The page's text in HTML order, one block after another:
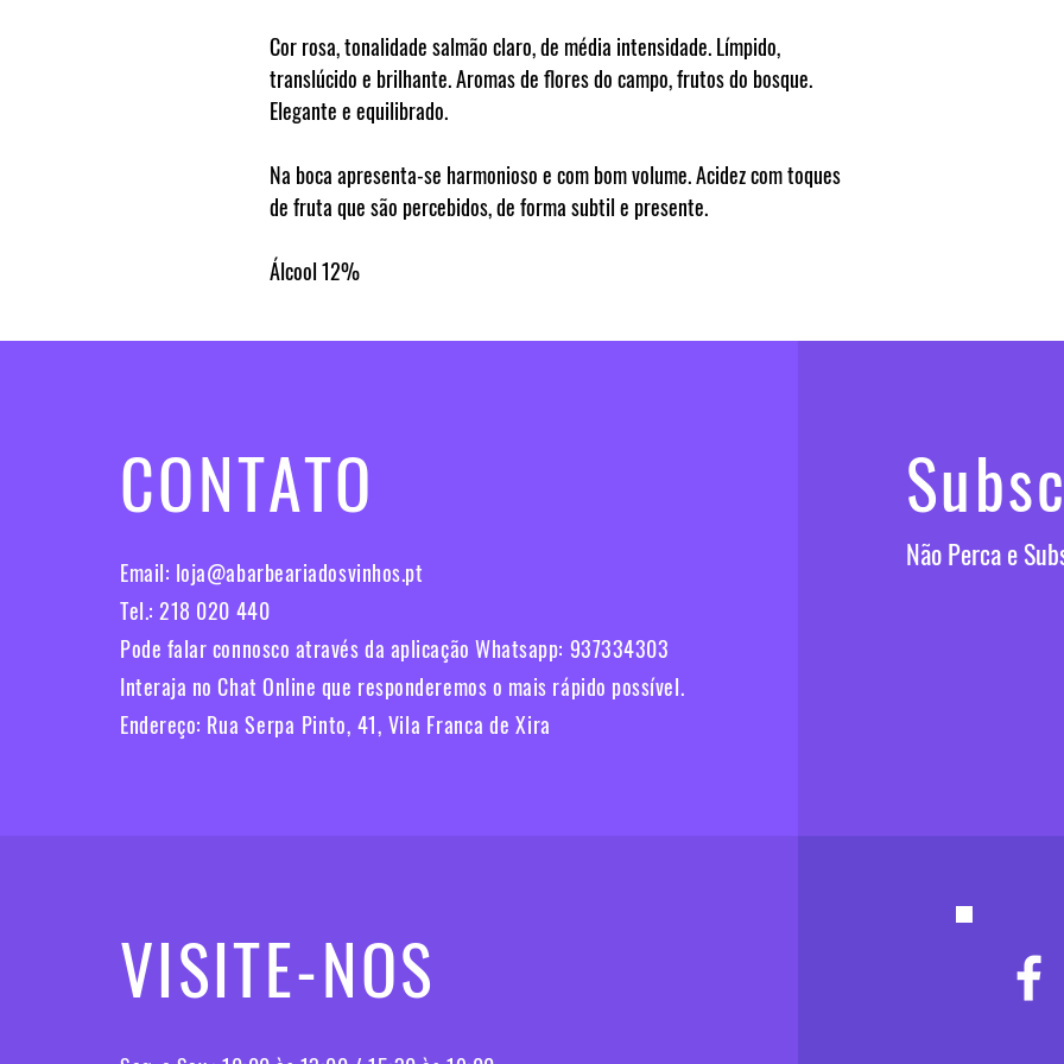
Cor rosa, tonalidade salmão claro, de média intensidade. Límpido,
translúcido e brilhante. Aromas de flores do campo, frutos do bosque.
Elegante e equilibrado.
Na boca apresenta-se harmonioso e com bom volume. Acidez com toques
de fruta que são percebidos, de forma subtil e presente.
Álcool12%
CONTATO
Email: loja@abarbeariadosvinhos.pt
Tel.: 218 020 440
Pode falar connosco através da aplicação Whatsapp: 937334303
Interaja no Chat Online que responderemos o mais rápido possível.​
Endereço: Rua Serpa Pinto, 41, Vila Franca de Xira
Não Perca e
VISITE-NOS